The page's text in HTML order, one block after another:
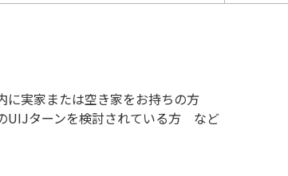
に実家または空き家をお持ちの方
UIJターンを検討されている方 など